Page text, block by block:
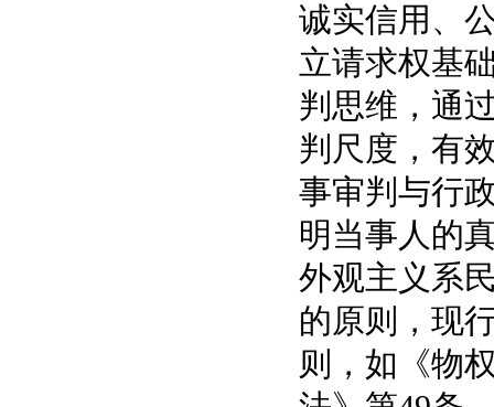
诚实信用、
立请求权基
判思维，通
判尺度，有
事审判与行
明当事人的
外观主义系
的原则，现
则，如《物